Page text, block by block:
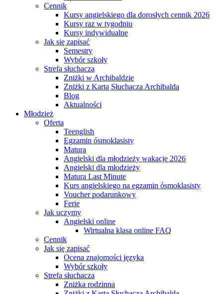
Cennik
Kursy angielskiego dla dorosłych cennik 2026
Kursy raz w tygodniu
Kursy indywidualne
Jak się zapisać
Semestry
Wybór szkoły
Strefa słuchacza
Zniżki w Archibaldzie
Zniżki z Kartą Słuchacza Archibalda
Blog
Aktualności
Młodzież
Oferta
Teenglish
Egzamin ósmoklasisty
Matura
Angielski dla młodzieży wakacje 2026
Angielski dla młodzieży
Matura Last Minute
Kurs angielskiego na egzamin ósmoklasisty
Voucher podarunkowy
Ferie
Jak uczymy
Angielski online
Wirtualna klasa online FAQ
Cennik
Jak się zapisać
Ocena znajomości języka
Wybór szkoły
Strefa słuchacza
Zniżka rodzinna